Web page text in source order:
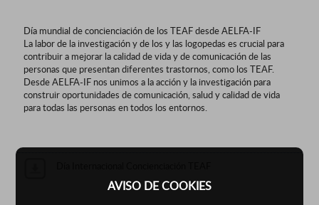
AVISO DE COOKIES
Día mundial de concienciación de los TEAF desde AELFA-IF
La labor de la investigación y de los y las logopedas es crucial para
contribuir a mejorar la calidad de vida y de comunicación de las
personas que presentan diferentes trastornos, como los TEAF.
Desde AELFA-IF nos unimos a la acción y la investigación para
construir oportunidades de comunicación, salud y calidad de vida
para todas las personas en todos los entornos.